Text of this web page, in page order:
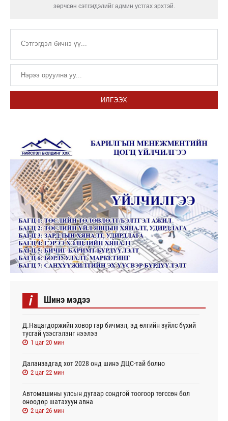
зөрчсөн сэтгэгдэлийг админ устгах эрхтэй.
ИЛГЭЭХ
i Шинэ мэдээ
Д.Нацагдоржийн ховор гар бичмэл, эд өлгийн зүйлс бүхий
тусгай үзэсгэлэнг нээлээ
1 цаг 20 мин
Даланзадгад хот 2028 онд шинэ ДЦС-тай болно
2 цаг 22 мин
Автомашины улсын дугаар сондгой тоогоор төгссөн бол
өнөөдөр шатахуун авна
2 цаг 26 мин